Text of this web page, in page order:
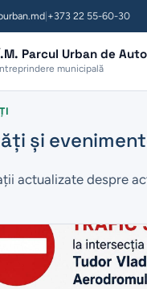
+373 22 55-60-30
Parcul Urban de
municipală
și
actualizate despre